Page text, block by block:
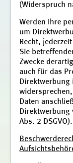
(Widerspruch
Werden Ihre
um
Recht,
Sie
Zwecke
auch für das
Direktwerbung
Daten
Direktwerbung
Abs. 2 DSGVO).